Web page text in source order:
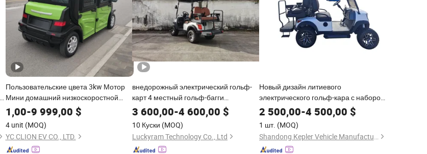
Пользовательские цвета 3kw Мотор
Мини домашний низкоскоростной
электрический скутер автомобиль
1,00-9 999,00 $
4 unit (MOQ)
YC CLION EV CO., LTD.
внедорожный электрический гольф-
карт 4 местный гольф-багги
индивидуальный гольф-автомобиль
3 600,00-4 600,00 $
10 Куски (MOQ)
Luckyram Technology Co., Ltd
Новый дизайн литиевого
электрического гольф-кара с набором
аксессуаров на заказ
2 500,00-4 500,00 $
1 шт. (MOQ)
Shandong Kepler Vehicle Manufacturing Co., Ltd.